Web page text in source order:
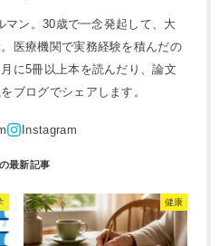
マン。30歳で一念発起して、大
医療機関で実務経験を積んだの
に5冊以上本を読んだり、論文
ブログでシェアします。
健康